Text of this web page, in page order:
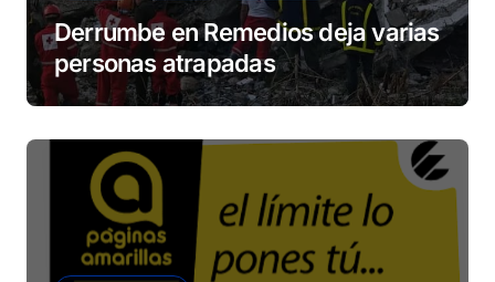
Derrumbe en Remedios deja varias
personas atrapadas